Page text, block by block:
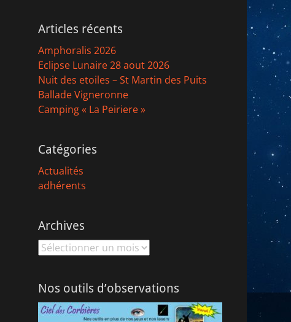
Articles récents
Amphoralis 2026
Eclipse Lunaire 28 aout 2026
Nuit des etoiles – St Martin des Puits
Ballade Vigneronne
Camping « La Peiriere »
Catégories
Actualités
adhérents
Archives
Archives
Nos outils d’observations